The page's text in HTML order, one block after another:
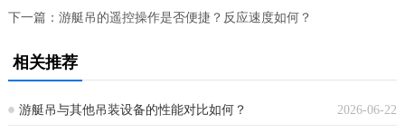
下一篇： 游艇吊的遥控操作是否便捷？反应速度如何？
相关推荐
2026-06-22
游艇吊与其他吊装设备的性能对比如何？